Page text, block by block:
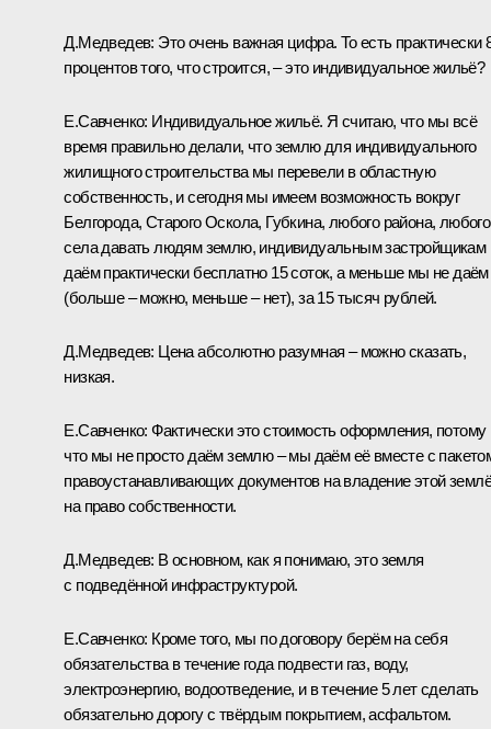
Д.Медведев: Это очень важная цифра. То есть практически
процентов того, что строится, – это индивидуальное жильё?
Е.Савченко: Индивидуальное жильё. Я считаю, что мы всё
время правильно делали, что землю для индивидуального
жилищного строительства мы перевели в областную
собственность, и сегодня мы имеем возможность вокруг
Белгорода, Старого Оскола, Губкина, любого района, любого
села давать людям землю, индивидуальным застройщикам
даём практически бесплатно 15 соток, а меньше мы не даём
(больше – можно, меньше – нет), за 15 тысяч рублей.
Д.Медведев: Цена абсолютно разумная – можно сказать,
низкая.
Е.Савченко: Фактически это стоимость оформления, потому
что мы не просто даём землю – мы даём её вместе с
правоустанавливающих документов на владение этой
на право собственности.
Д.Медведев: В основном, как я понимаю, это земля
с подведённой инфраструктурой.
Е.Савченко: Кроме того, мы по договору берём на себя
обязательства в течение года подвести газ, воду,
электроэнергию, водоотведение, и в течение 5 лет сделать
обязательно дорогу с твёрдым покрытием, асфальтом.